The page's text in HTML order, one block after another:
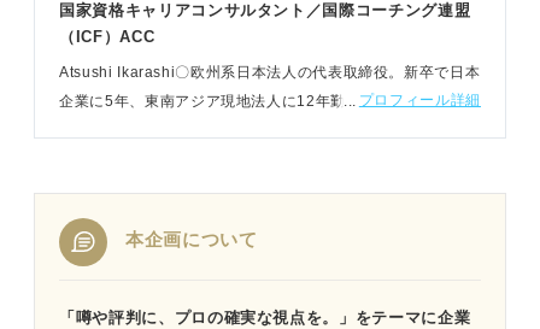
国家資格キャリアコンサルタント／国際コーチング連盟
（ICF）ACC
Atsushi Ikarashi〇欧州系日本法人の代表取締役。新卒で日本
企業に5年、東南アジア現地法人に12年勤務し、帰国後外資
プロフィール詳細
本企画について
「噂や評判に、プロの確実な視点を。」をテーマに企業